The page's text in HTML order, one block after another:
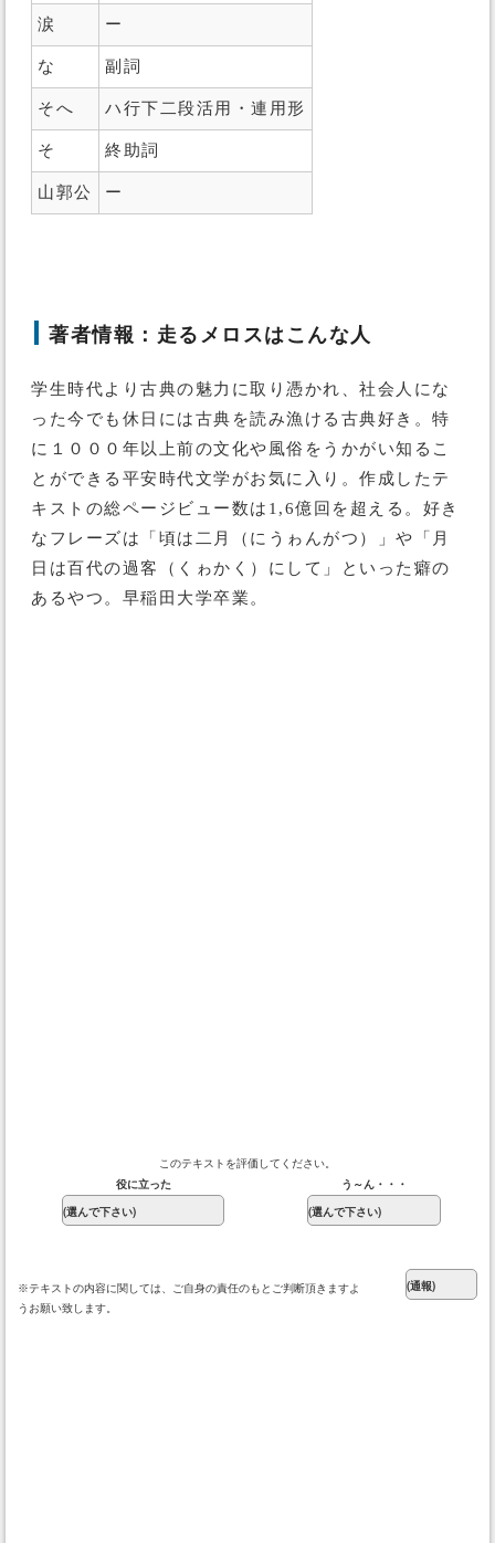
涙 ー
な 副詞
そへ ハ行下二段活用・連用形
そ 終助詞
山郭公 ー
著者情報：走るメロスはこんな人
学生時代より古典の魅力に取り憑かれ、社会人にな
った今でも休日には古典を読み漁ける古典好き。特
に１０００年以上前の文化や風俗をうかがい知るこ
とができる平安時代文学がお気に入り。作成したテ
キストの総ページビュー数は1,6億回を超える。好き
なフレーズは「頃は二月（にうゎんがつ）」や「月
日は百代の過客（くゎかく）にして」といった癖の
あるやつ。早稲田大学卒業。
このテキストを評価してください。
役に立った
う～ん・・・
※テキストの内容に関しては、ご自身の責任のもとご判断頂きますよ
うお願い致します。